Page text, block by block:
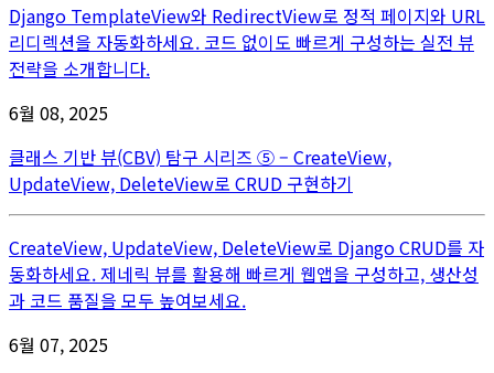
Django TemplateView와 RedirectView로 정적 페이지와 URL
리디렉션을 자동화하세요. 코드 없이도 빠르게 구성하는 실전 뷰
전략을 소개합니다.
6월 08, 2025
클래스 기반 뷰(CBV) 탐구 시리즈 ⑤ – CreateView,
UpdateView, DeleteView로 CRUD 구현하기
CreateView, UpdateView, DeleteView로 Django CRUD를 자
동화하세요. 제네릭 뷰를 활용해 빠르게 웹앱을 구성하고, 생산성
과 코드 품질을 모두 높여보세요.
6월 07, 2025